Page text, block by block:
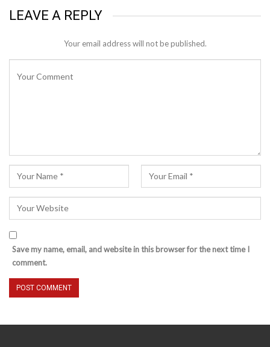
LEAVE A REPLY
Your email address will not be published.
Save my name, email, and website in this browser for the next time I
comment.